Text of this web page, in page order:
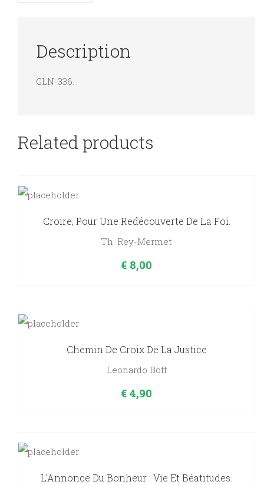
Description
GLN-336.
Related products
Croire, Pour Une Redécouverte De La Foi.
Th. Rey-Mermet
€ 8,00
Chemin De Croix De La Justice
Leonardo Boff
€ 4,90
L’Annonce Du Bonheur : Vie Et Béatitudes.